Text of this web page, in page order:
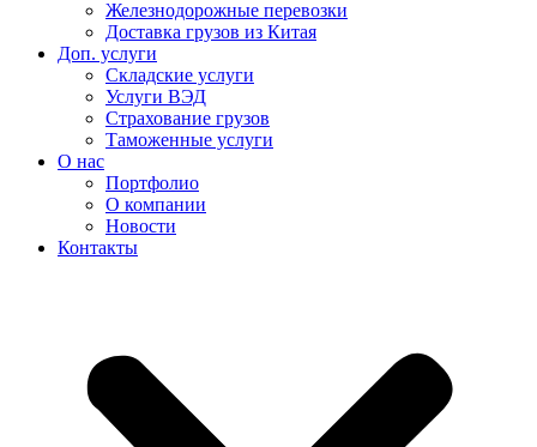
Железнодорожные перевозки
Доставка грузов из Китая
Доп. услуги
Складские услуги
Услуги ВЭД
Страхование грузов
Таможенные услуги
О нас
Портфолио
О компании
Новости
Контакты